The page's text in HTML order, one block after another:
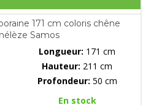
171 cm coloris chêne
Samos
Longueur: 171 cm
Hauteur: 211 cm
Profondeur: 50 cm
En stock